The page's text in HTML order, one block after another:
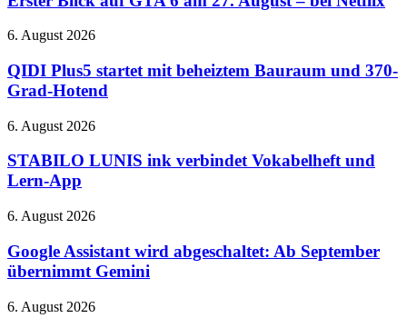
QuakeCon
verbessertes
GTA
6
27.
August
–
Netflix
QIDI
startet
mit
beheiztem
und
Grad-
Hotend
6. August 2026
QIDI Plus5 startet mit beheiztem Bauraum und 370-
Grad-Hotend
STABILO
ink
verbindet
Vokabelheft
Lern-
6. August 2026
STABILO LUNIS ink verbindet Vokabelheft und
Lern-App
Google
wird
abgeschaltet:
Ab
übernimmt
6. August 2026
Google Assistant wird abgeschaltet: Ab September
übernimmt Gemini
Diablo
6. August 2026